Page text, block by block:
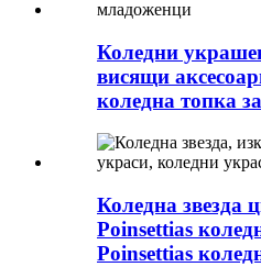
Коледни
висящи
коледна топка
Коледна звезда
Poinsettias
Poinsettias